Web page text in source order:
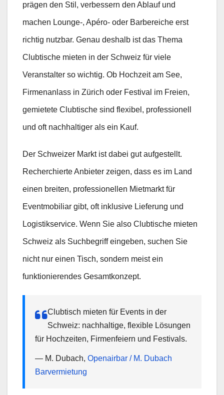
prägen den Stil, verbessern den Ablauf und
machen Lounge-, Apéro- oder Barbereiche erst
richtig nutzbar. Genau deshalb ist das Thema
Clubtische mieten in der Schweiz für viele
Veranstalter so wichtig. Ob Hochzeit am See,
Firmenanlass in Zürich oder Festival im Freien,
gemietete Clubtische sind flexibel, professionell
und oft nachhaltiger als ein Kauf.
Der Schweizer Markt ist dabei gut aufgestellt.
Recherchierte Anbieter zeigen, dass es im Land
einen breiten, professionellen Mietmarkt für
Eventmobiliar gibt, oft inklusive Lieferung und
Logistikservice. Wenn Sie also Clubtische mieten
Schweiz als Suchbegriff eingeben, suchen Sie
nicht nur einen Tisch, sondern meist ein
funktionierendes Gesamtkonzept.
Clubtisch mieten für Events in der
Schweiz: nachhaltige, flexible Lösungen
für Hochzeiten, Firmenfeiern und Festivals.
— M. Dubach, Openairbar / M. Dubach
Barvermietung